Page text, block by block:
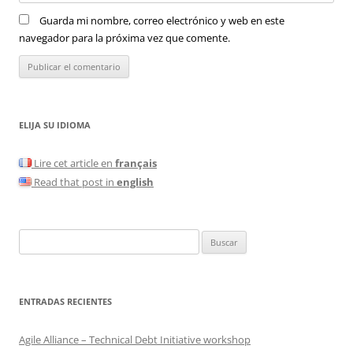
Guarda mi nombre, correo electrónico y web en este
navegador para la próxima vez que comente.
ELIJA SU IDIOMA
Lire cet article en français
Read that post in english
ENTRADAS RECIENTES
Agile Alliance – Technical Debt Initiative workshop